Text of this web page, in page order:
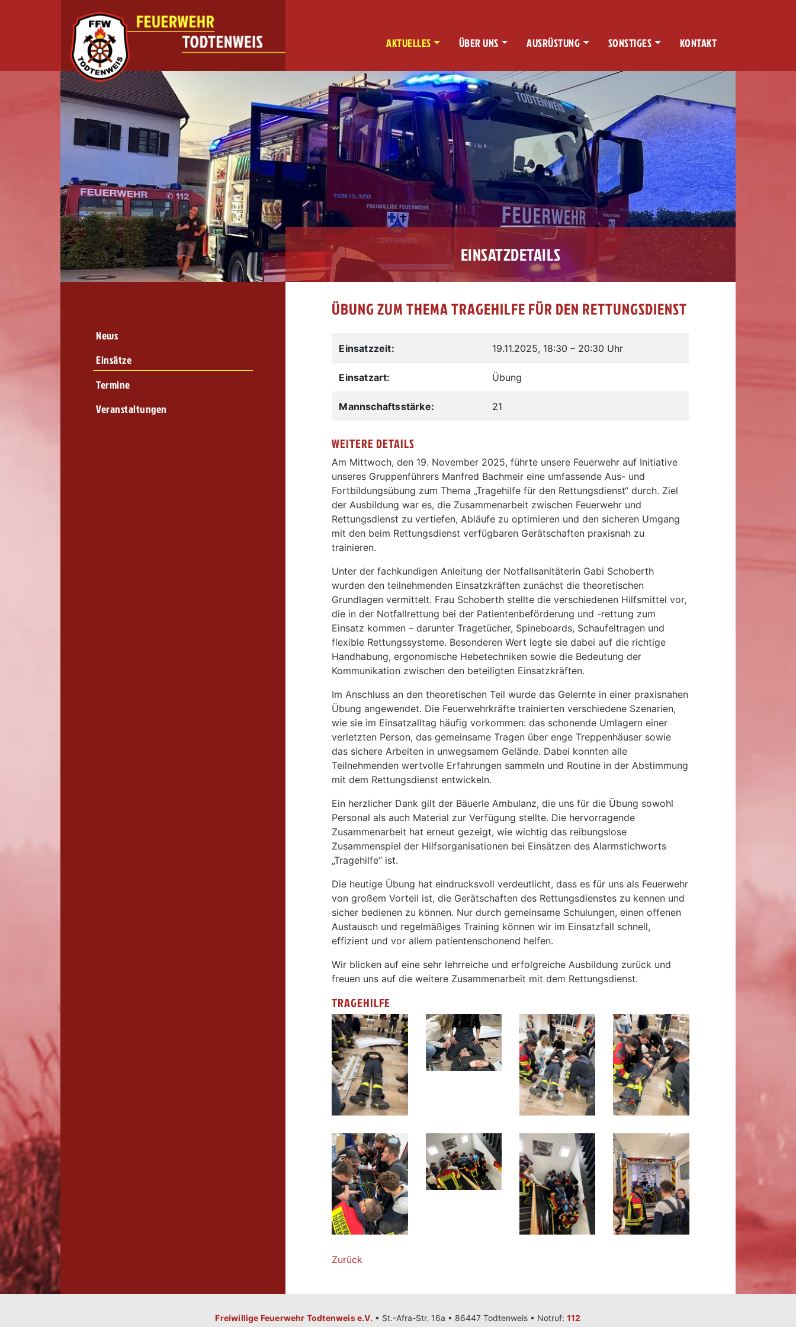
AKTUELLES ÜBER UNS AUSRÜSTUNG SONSTIGES KONTAKT
EINSATZDETAILS
ÜBUNG ZUM THEMA TRAGEHILFE FÜR DEN RETTUNGSDIENST
Einsatzzeit: 19.11.2025, 18:30 – 20:30 Uhr
Einsatzart: Übung
Mannschaftsstärke: 21
WEITERE DETAILS
Am Mittwoch, den 19. November 2025, führte unsere Feuerwehr auf Initiative
unseres Gruppenführers Manfred Bachmeir eine umfassende Aus- und
Fortbildungsübung zum Thema „Tragehilfe für den Rettungsdienst“ durch. Ziel
der Ausbildung war es, die Zusammenarbeit zwischen Feuerwehr und
Rettungsdienst zu vertiefen, Abläufe zu optimieren und den sicheren Umgang
mit den beim Rettungsdienst verfügbaren Gerätschaften praxisnah zu
trainieren.
Unter der fachkundigen Anleitung der Notfallsanitäterin Gabi Schoberth
wurden den teilnehmenden Einsatzkräften zunächst die theoretischen
Grundlagen vermittelt. Frau Schoberth stellte die verschiedenen Hilfsmittel vor,
die in der Notfallrettung bei der Patientenbeförderung und -rettung zum
Einsatz kommen – darunter Tragetücher, Spineboards, Schaufeltragen und
flexible Rettungssysteme. Besonderen Wert legte sie dabei auf die richtige
Handhabung, ergonomische Hebetechniken sowie die Bedeutung der
Kommunikation zwischen den beteiligten Einsatzkräften.
Im Anschluss an den theoretischen Teil wurde das Gelernte in einer praxisnahen
Übung angewendet. Die Feuerwehrkräfte trainierten verschiedene Szenarien,
wie sie im Einsatzalltag häufig vorkommen: das schonende Umlagern einer
verletzten Person, das gemeinsame Tragen über enge Treppenhäuser sowie
das sichere Arbeiten in unwegsamem Gelände. Dabei konnten alle
Teilnehmenden wertvolle Erfahrungen sammeln und Routine in der Abstimmung
mit dem Rettungsdienst entwickeln.
Ein herzlicher Dank gilt der Bäuerle Ambulanz, die uns für die Übung sowohl
Personal als auch Material zur Verfügung stellte. Die hervorragende
Zusammenarbeit hat erneut gezeigt, wie wichtig das reibungslose
Zusammenspiel der Hilfsorganisationen bei Einsätzen des Alarmstichworts
„Tragehilfe“ ist.
Die heutige Übung hat eindrucksvoll verdeutlicht, dass es für uns als Feuerwehr
von großem Vorteil ist, die Gerätschaften des Rettungsdienstes zu kennen und
sicher bedienen zu können. Nur durch gemeinsame Schulungen, einen offenen
Austausch und regelmäßiges Training können wir im Einsatzfall schnell,
effizient und vor allem patientenschonend helfen.
Wir blicken auf eine sehr lehrreiche und erfolgreiche Ausbildung zurück und
freuen uns auf die weitere Zusammenarbeit mit dem Rettungsdienst.
TRAGEHILFE
Zurück
News
Einsätze
Termine
Veranstaltungen
Freiwillige Feuerwehr Todtenweis e.V. • St.-Afra-Str. 16a • 86447 Todtenweis • Notruf: 112